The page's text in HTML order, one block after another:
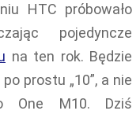
HTC próbowało
pojedyncze
na ten rok. Będzie
prostu „10”, a nie
One M10. Dziś